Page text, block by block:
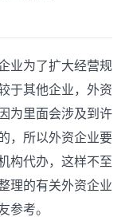
为了扩大经营规
于其他企业，外资
为里面会涉及到许
，所以外资企业要
构代办，这样不至
理的有关外资企业
参考。